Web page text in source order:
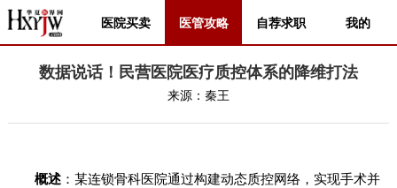
医院买卖 医管攻略 自荐求职 我的
数据说话！民营医院医疗质控体系的降维打法
来源： 秦王
概述：某连锁骨科医院通过构建动态质控网络，实现手术并